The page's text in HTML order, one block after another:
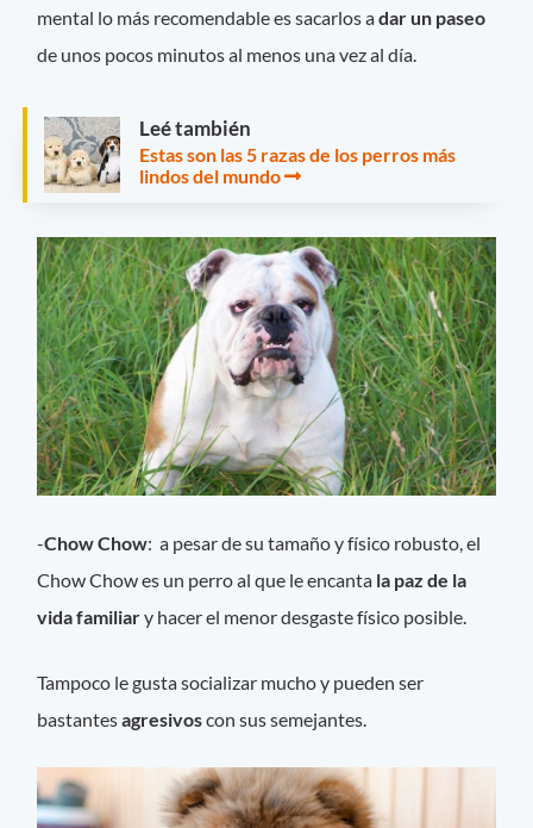
mental lo más recomendable es sacarlos adar un paseo
de unos pocos minutos al menos una vez al día.
Leé también
Estas son las 5 razas de los perros más
lindos del mundo
-Chow Chow: a pesar de su tamaño y físico robusto, el
Chow Chow es un perro al que le encanta la paz de la
vida familiary hacer el menor desgaste físico posible.
Tampoco le gusta socializar mucho y pueden ser
bastantesagresivoscon sus semejantes.